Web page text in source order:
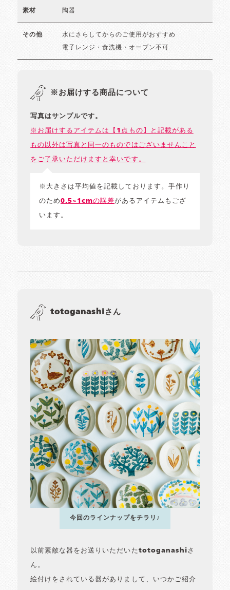
素材 陶器
その他 水にさらしてからのご使用がおすすめ
電子レンジ・食洗機・オーブン不可
※お届けする商品について
写真はサンプルです。
※お届けするアイテムは【1点もの】と記載がある
もの以外は写真と同一のものではございませんこと
をご了承いただけますと幸いです。
※大きさは平均値を記載しております。手作り
のため0.5~1cmの誤差があるアイテムもござ
います。
totoganashiさん
今回のラインナップをチラリ♪
以前素敵な器をお送りいただいたtotoganashiさ
ん。
絵付けをされている器がありまして、いつかご紹介